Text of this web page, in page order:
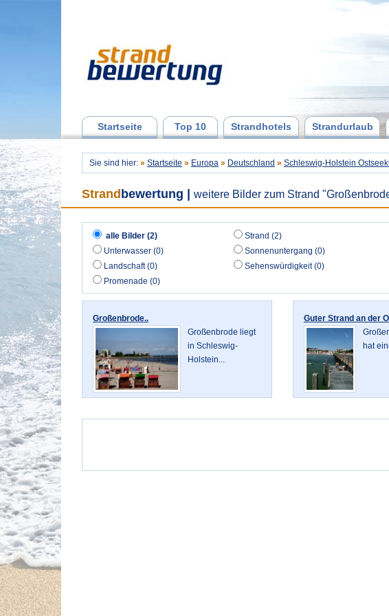
Startseite Top 10 Strandhotels Strandurlaub
Sie sind hier: » Startseite » Europa » Deutschland » Schleswig-Holstein
Strand bewertung weitere Bilder zum Strand
alle Bilder (2) Strand (2)
Unterwasser (0)
Sonnenuntergang (0)
Landschaft (0)
Sehenswürdigkeit (0)
Promenade (0)
Großenbrode..
Großenbrode liegt
in Schleswig-
Holstein...
Guter Strand an der
hat